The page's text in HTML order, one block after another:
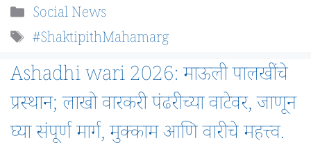
Categories
Social News
Tags
#ShaktipithMahamarg
Ashadhi wari 2026: माऊली पालखींचे
प्रस्थान; लाखो वारकरी पंढरीच्या वाटेवर, जाणून
घ्या संपूर्ण मार्ग, मुक्काम आणि वारीचे महत्त्व.